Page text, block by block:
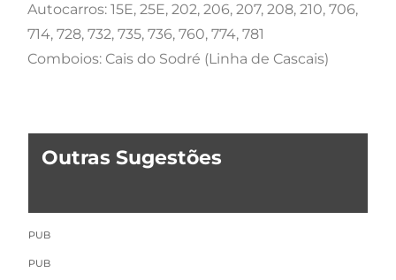
Autocarros: 15E, 25E, 202, 206, 207, 208, 210, 706,
714, 728, 732, 735, 736, 760, 774, 781
Comboios: Cais do Sodré (Linha de Cascais)
Outras Sugestões
PUB
PUB